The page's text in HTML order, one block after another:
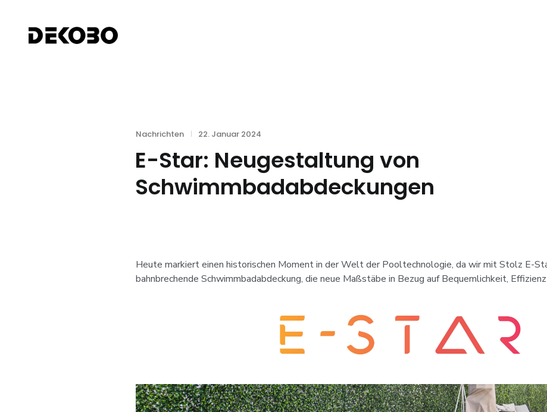
content
DEKOBO
Categories
Nachrichten
Posted
22. Januar 2024
E-Star: Neugestaltung von
Schwimmbadabdeckungen
Heute markiert einen historischen Moment in der Welt der Pooltechnologie, da wir mit Stolz E-
bahnbrechende Schwimmbadabdeckung, die neue Maßstäbe in Bezug auf Bequemlichkeit,